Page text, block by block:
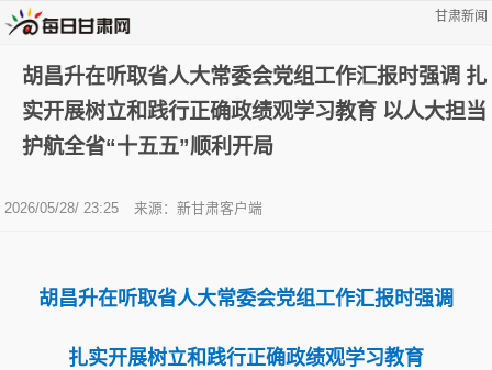
甘肃新闻
胡昌升在听取省人大常委会党组工作汇报时强调 扎
实开展树立和践行正确政绩观学习教育 以人大担当
护航全省“十五五”顺利开局
2026/05/28/ 23:25 来源：新甘肃客户端
胡昌升在听取省人大常委会党组工作汇报时强调
扎实开展树立和践行正确政绩观学习教育